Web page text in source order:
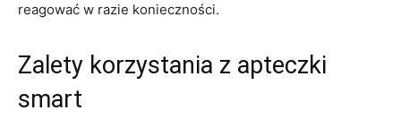
reagować w ⁢razie‍ konieczności.
Zalety korzystania z apteczki
smart